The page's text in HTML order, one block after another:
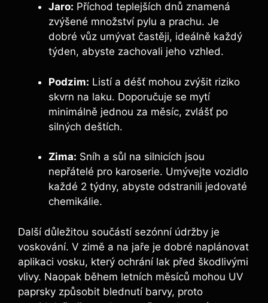
Jaro: Příchod teplejších dnů znamená
zvýšené množství pylu a prachu. Je
dobré vůz umývat častěji, ideálně každý
týden, abyste zachovali jeho vzhled.
Podzim: Listí a déšť mohou zvýšit riziko
skvrn na laku. Doporučuje se mytí
minimálně jednou za měsíc, zvlášť po
silných deštích.
Zima: Sníh a sůl na silnicích jsou
nepřátelé pro karoserie. Umývejte vozidlo
každé 2 týdny, abyste odstranili jedovaté
chemikálie.
Další důležitou součástí sezónní údržby je
voskování. V zimě a na jaře je dobré naplánovat
aplikaci vosku, který ochrání lak před škodlivými
vlivy. Naopak během letních měsíců mohou UV
paprsky způsobit blednutí barvy, proto